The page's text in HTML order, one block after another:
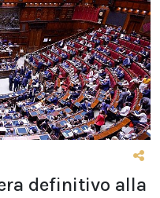
definitivo alla